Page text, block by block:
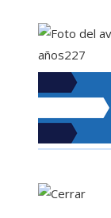
años227